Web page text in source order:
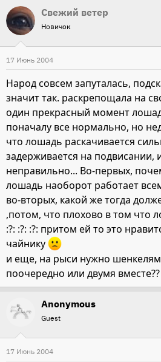
т
о
р
т
е
а
а
Свежий ветер
Новичок
17 Июнь 2004
Народ совсем запуталась,
значит так. раскрепощала на
один прекрасный момент
поначалу все нормально, но
что лошадь раскачивается
задерживается на подвисании,
неправильно... Во-первых,
лошадь наоборот работает
во-вторых, какой же тогда
,потом, что плохово в том что
:?: :?: :?: притом ей то это
чайнику
и еще, на рыси нужно
поочередно или двумя вместе??
Anonymous
Guest
17 Июнь 2004